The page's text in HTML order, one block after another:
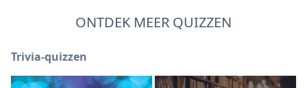
ONTDEK MEER QUIZZEN
Trivia-quizzen